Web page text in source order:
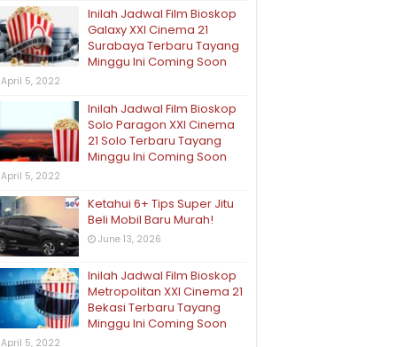
Inilah Jadwal Film Bioskop
Galaxy XXI Cinema 21
Surabaya Terbaru Tayang
Minggu Ini Coming Soon
April 5, 2022
Inilah Jadwal Film Bioskop
Solo Paragon XXI Cinema
21 Solo Terbaru Tayang
Minggu Ini Coming Soon
April 5, 2022
Ketahui 6+ Tips Super Jitu
Beli Mobil Baru Murah!
June 13, 2026
Inilah Jadwal Film Bioskop
Metropolitan XXI Cinema 21
Bekasi Terbaru Tayang
Minggu Ini Coming Soon
April 5, 2022